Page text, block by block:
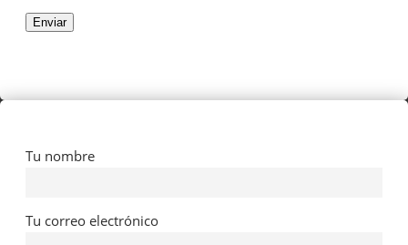
Enviar
Tu nombre
Tu correo electrónico